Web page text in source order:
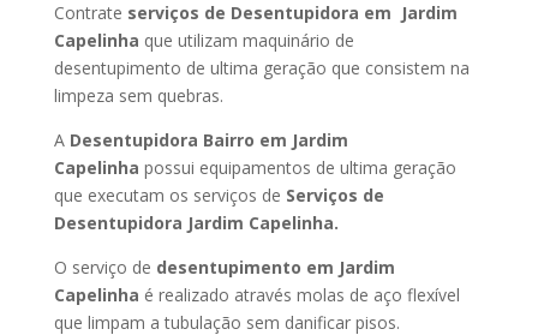
Contrate serviços de Desentupidora em Jardim
Capelinha que utilizam maquinário de
desentupimento de ultima geração que consistem na
limpeza sem quebras.
A Desentupidora Bairro em Jardim
Capelinha possui equipamentos de ultima geração
que executam os serviços de Serviços de
Desentupidora Jardim Capelinha.
O serviço de desentupimento em Jardim
Capelinha é realizado através molas de aço flexível
que limpam a tubulação sem danificar pisos.